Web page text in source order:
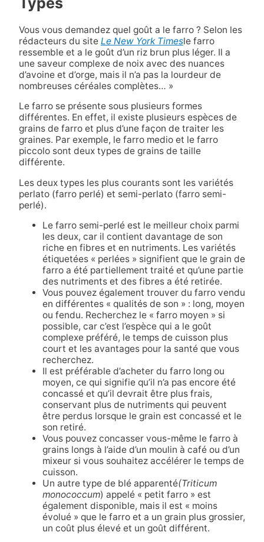
Vous vous demandez quel goût a le farro ? Selon les
rédacteurs du site Le New York Timesle farro
ressemble et a le goût d’un riz brun plus léger. Il a
une saveur complexe de noix avec des nuances
d’avoine et d’orge, mais il n’a pas la lourdeur de
nombreuses céréales complètes… »
Le farro se présente sous plusieurs formes
différentes. En effet, il existe plusieurs espèces de
grains de farro et plus d’une façon de traiter les
graines. Par exemple, le farro medio et le farro
piccolo sont deux types de grains de taille
différente.
Les deux types les plus courants sont les variétés
perlato (farro perlé) et semi-perlato (farro semi-
perlé).
Le farro semi-perlé est le meilleur choix parmi
les deux, car il contient davantage de son
riche en fibres et en nutriments. Les variétés
étiquetées « perlées » signifient que le grain de
farro a été partiellement traité et qu’une partie
des nutriments et des fibres a été retirée.
Vous pouvez également trouver du farro vendu
en différentes « qualités de son » : long, moyen
ou fendu. Recherchez le « farro moyen » si
possible, car c’est l’espèce qui a le goût
complexe préféré, le temps de cuisson plus
court et les avantages pour la santé que vous
recherchez.
Il est préférable d’acheter du farro long ou
moyen, ce qui signifie qu’il n’a pas encore été
concassé et qu’il devrait être plus frais,
conservant plus de nutriments qui peuvent
être perdus lorsque le grain est concassé et le
son retiré.
Vous pouvez concasser vous-même le farro à
grains longs à l’aide d’un moulin à café ou d’un
mixeur si vous souhaitez accélérer le temps de
cuisson.
Un autre type de blé apparenté(Triticum
monococcum) appelé « petit farro » est
également disponible, mais il est « moins
évolué » que le farro et a un grain plus grossier,
un coût plus élevé et un goût différent.